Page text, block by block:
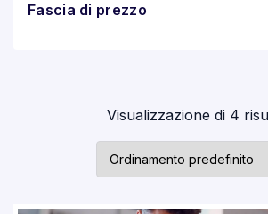
Fascia di prezzo
Visualizzazione di 4